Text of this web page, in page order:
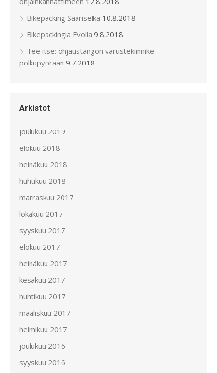
Bikepacking Saariselkä 10.8.2018
Bikepackingia Evolla 9.8.2018
Tee itse: ohjaustangon varustekiinnike
polkupyörään 9.7.2018
Arkistot
joulukuu 2019
elokuu 2018
heinäkuu 2018
huhtikuu 2018
marraskuu 2017
lokakuu 2017
syyskuu 2017
elokuu 2017
heinäkuu 2017
kesäkuu 2017
huhtikuu 2017
maaliskuu 2017
helmikuu 2017
joulukuu 2016
syyskuu 2016